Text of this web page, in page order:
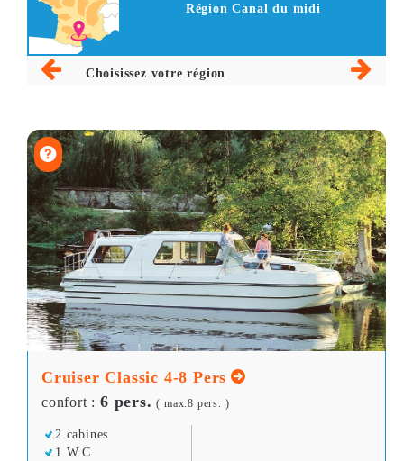
Région Canal du midi
Choisissez votre région
Cruiser Classic 4-8 Pers
confort : 6 pers. ( max.8 pers. )
2 cabines
1 W.C